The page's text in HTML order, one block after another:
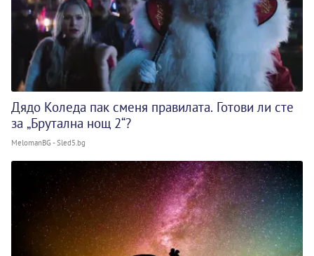
Дядо Коледа пак сменя правилата. Готови ли сте
за „Брутална нощ 2“?
MelomanBG - Sled5.bg